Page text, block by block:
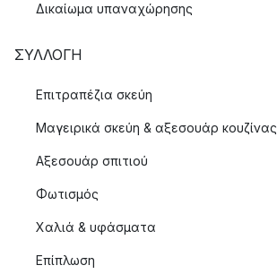
Δικαίωμα υπαναχώρησης
ΣΥΛΛΟΓΉ
Επιτραπέζια σκεύη
Μαγειρικά σκεύη & αξεσουάρ κουζίνας
Αξεσουάρ σπιτιού
Φωτισμός
Χαλιά & υφάσματα
Επίπλωση